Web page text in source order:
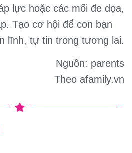
lực hoặc các mối đe dọa,
Tạo cơ hội để con bạn
lĩnh, tự tin trong tương lai.
Nguồn: parents
Theo afamily.vn